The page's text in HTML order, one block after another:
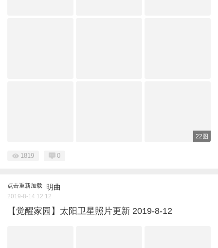
22图
1819 0
点击重新加载 明曲
2019-8-14 12:12
【觉醒家园】太阳卫星照片更新 2019-8-12